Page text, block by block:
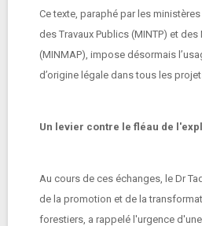
Ce texte, paraphé par les
des Travaux Publics (MINTP) et
(MINMAP), impose désormais
d’origine légale dans tous les
Un levier contre le fléau de
Au cours de ces échanges, le Dr
de la promotion et de la
forestiers, a rappelé l'urgence